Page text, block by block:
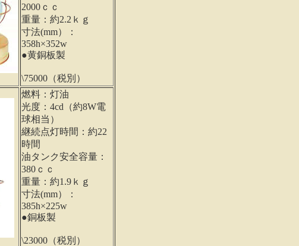
2000ｃｃ
重量：約2.2ｋｇ
寸法(mm）：
358h×352w
●黄銅板製
\75000（税別）
燃料：灯油
光度：4cd（約8W電
球相当）
継続点灯時間：約22
時間
油タンク安全容量：
380ｃｃ
重量：約1.9ｋｇ
寸法(mm）：
385h×225w
●銅板製
\23000（税別）